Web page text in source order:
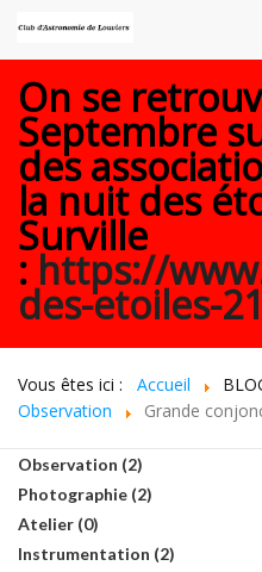
On se
Septembre
des
la nuit des
Surville
: https://
des-etoiles-
Vous êtes ici : Accueil
Observation
Grande
Observation (2)
Photographie (2)
Atelier (0)
Instrumentation (2)